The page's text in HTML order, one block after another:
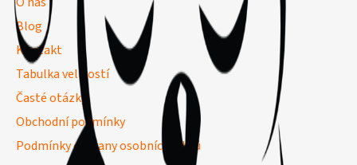
Blog
Kontakt
Tabulka velikostí
Časté otázky
Obchodní podmínky
Podmínky ochrany osobních údajů